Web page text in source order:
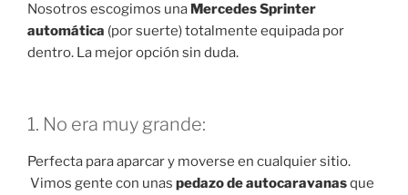
Nosotros escogimos una Mercedes Sprinter
automática (por suerte) totalmente equipada por
dentro. La mejor opción sin duda.
1. No era muy grande:
Perfecta para aparcar y moverse en cualquier sitio.
Vimos gente con unas pedazo de autocaravanasque